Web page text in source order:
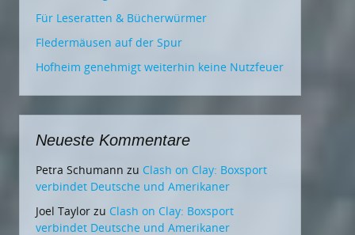
Für Leseratten & Bücherwürmer
Fledermäusen auf der Spur
Hofheim genehmigt weiterhin keine Nutzfeuer
Neueste Kommentare
Petra Schumann zu Clash on Clay: Boxsport
verbindet Deutsche und Amerikaner
Joel Taylor zu Clash on Clay: Boxsport
verbindet Deutsche und Amerikaner